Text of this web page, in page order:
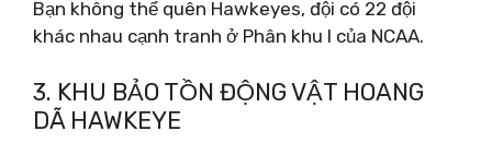
Bạn không thể quên Hawkeyes, đội có 22 đội
khác nhau cạnh tranh ở Phân khu I của NCAA.
3. KHU BẢO TỒN ĐỘNG VẬT HOANG
DÃ HAWKEYE